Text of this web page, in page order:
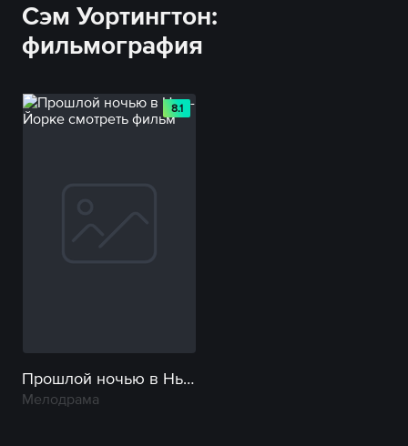
Сэм Уортингтон:
фильмография
8.1
Прошлой ночью в Нью-Йорке
Мелодрама